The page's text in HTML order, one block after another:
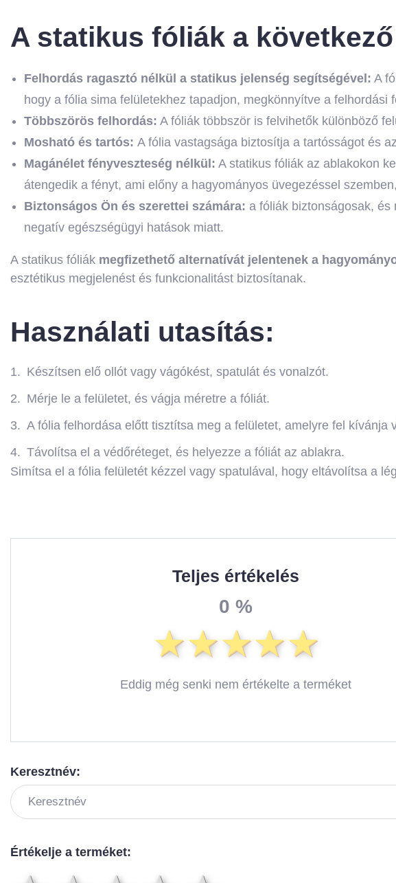
A statikus fóliák a
Felhordás ragasztó nélkül a statikus jelenség segítségével: A
hogy a fólia sima felületekhez tapadjon, megkönnyítve a felhordási
Többszörös felhordás: A fóliák többször is felvihetők különböző
Mosható és tartós: A fólia vastagsága biztosítja a tartósságot és
Magánélet fényveszteség nélkül: A statikus fóliák az ablakokon
átengedik a fényt, ami előny a hagyományos üvegezéssel
Biztonságos Ön és szerettei számára: a fóliák biztonságosak,
negatív egészségügyi hatások miatt.
A statikus fóliák megfizethető alternatívát jelentenek a
esztétikus megjelenést és funkcionalitást biztosítanak.
Használati utasítás:
Készítsen elő ollót vagy vágókést, spatulát és vonalzót.
Mérje le a felületet, és vágja méretre a fóliát.
A fólia felhordása előtt tisztítsa meg a felületet, amelyre fel
Távolítsa el a védőréteget, és helyezze a fóliát az ablakra.
Simítsa el a fólia felületét kézzel vagy spatulával, hogy eltávolítsa a
Teljes értékelés
0 %
Eddig még senki nem értékelte a terméket
Keresztnév:
Értékelje a terméket: